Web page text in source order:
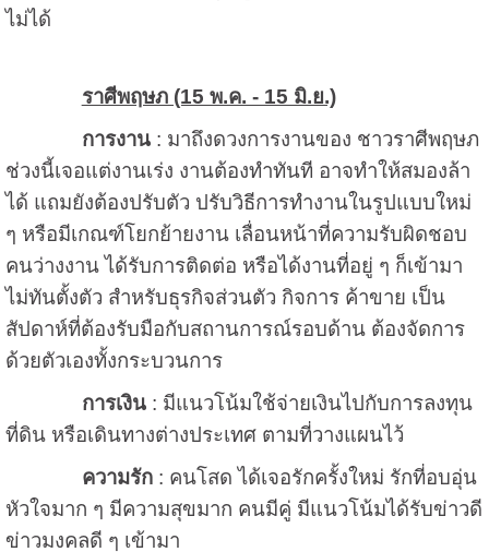
ไม่ได้
ราศีพฤษภ (15 พ.ค. - 15 มิ.ย.)
การงาน: มาถึงดวงการงานของ ชาวราศีพฤษภ
ช่วงนี้เจอแต่งานเร่ง งานต้องทำทันที อาจทำให้สมองล้า
ได้ แถมยังต้องปรับตัว ปรับวิธีการทำงานในรูปแบบใหม่
ๆ หรือมีเกณฑ์โยกย้ายงาน เลื่อนหน้าที่ความรับผิดชอบ
คนว่างงาน ได้รับการติดต่อ หรือได้งานที่อยู่ ๆ ก็เข้ามา
ไม่ทันตั้งตัว สำหรับธุรกิจส่วนตัว กิจการ ค้าขาย เป็น
สัปดาห์ที่ต้องรับมือกับสถานการณ์รอบด้าน ต้องจัดการ
ด้วยตัวเองทั้งกระบวนการ
การเงิน: มีแนวโน้มใช้จ่ายเงินไปกับการลงทุน
ที่ดิน หรือเดินทางต่างประเทศ ตามที่วางแผนไว้
ความรัก: คนโสด ได้เจอรักครั้งใหม่ รักที่อบอุ่น
หัวใจมาก ๆ มีความสุขมาก คนมีคู่ มีแนวโน้มได้รับข่าวดี
ข่าวมงคลดี ๆ เข้ามา